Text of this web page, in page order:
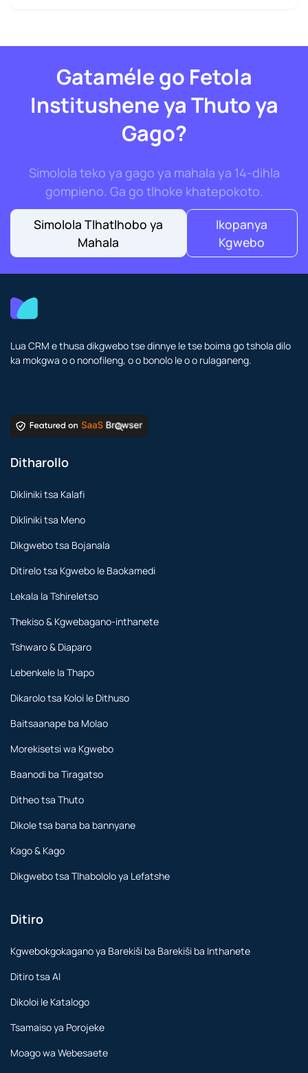
Gataméle go Fetola
Institushene ya Thuto ya
Gago?
Simolola teko ya gago ya mahala ya 14-dihla
gompieno. Ga go tlhoke khatepokoto.
Simolola Tlhatlhobo ya
Mahala
Ikopanya
Kgwebo
Lua CRM e thusa dikgwebo tse dinnye le tse boima go tshola dilo
ka mokgwa o o nonofileng, o o bonolo le o o rulaganeng.
Ditharollo
Dikliniki tsa Kalafi
Dikliniki tsa Meno
Dikgwebo tsa Bojanala
Ditirelo tsa Kgwebo le Baokamedi
Lekala la Tshireletso
Thekiso & Kgwebagano-inthanete
Tshwaro & Diaparo
Lebenkele la Thapo
Dikarolo tsa Koloi le Dithuso
Baitsaanape ba Molao
Morekisetsi wa Kgwebo
Baanodi ba Tiragatso
Ditheo tsa Thuto
Dikole tsa bana ba bannyane
Kago & Kago
Dikgwebo tsa Tlhabololo ya Lefatshe
Ditiro
Kgwebokgokagano ya Barekiši ba Barekiši ba Inthanete
Ditiro tsa AI
Dikoloi le Katalogo
Tsamaiso ya Porojeke
Moago wa Webesaete